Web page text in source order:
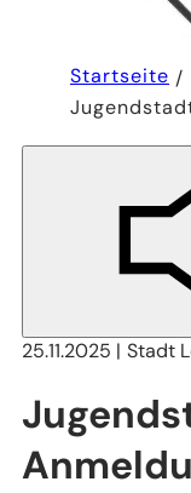
Startseite
25.11.2025 Stadt